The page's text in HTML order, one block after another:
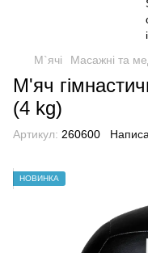
М`ячі Масажні та
М'яч
(4 kg)
Артикул: 260600
НОВИНКА